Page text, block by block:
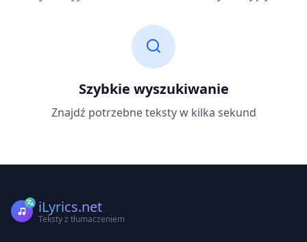
Szybkie wyszukiwanie
Znajdź potrzebne teksty w kilka sekund
iLyrics.net
Teksty z tłumaczeniem